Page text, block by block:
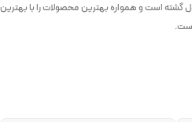
گشته است و همواره بهترین محصولات را با بهترین
است.